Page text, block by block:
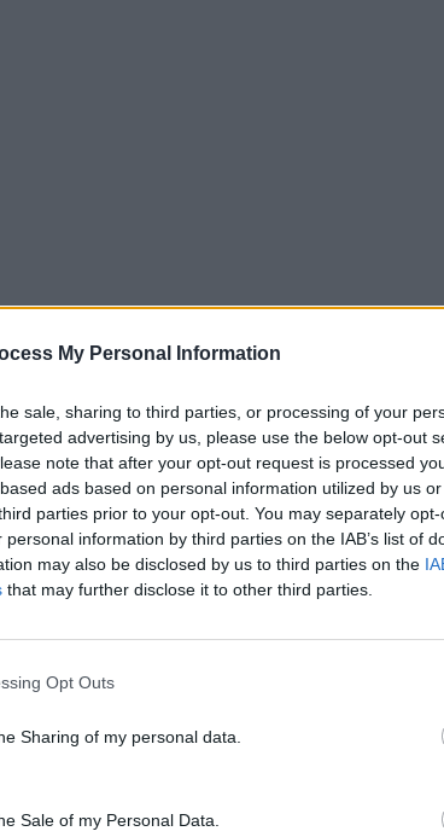
My Personal Information
sale, sharing to third parties, or processing of your
advertising by us, please use the below opt-out
note that after your opt-out request is processed
ads based on personal information utilized by us
parties prior to your opt-out. You may separately
information by third parties on the IAB’s list of
may also be disclosed by us to third parties on the
that may further disclose it to other third parties.
Opt Outs
Sharing of my personal data.
Sale of my Personal Data.
Road είναι ο πρώτος full-length δίσκος
επίσημα στις 5 Μαΐου με τα pre-